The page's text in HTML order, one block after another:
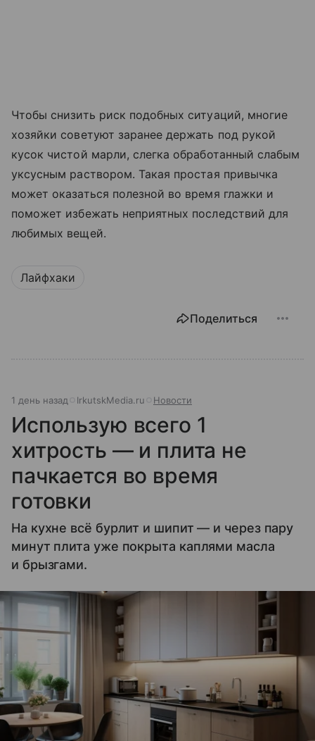
Чтобы снизить риск подобных ситуаций, многие
хозяйки советуют заранее держать под рукой
кусок чистой марли, слегка обработанный слабым
уксусным раствором. Такая простая привычка
может оказаться полезной во время глажки и
поможет избежать неприятных последствий для
любимых вещей.
Лайфхаки
Поделиться
1 день назад IrkutskMedia.ru Новости
Использую всего 1
хитрость — и плита не
пачкается во время
готовки
На кухне всё бурлит и шипит — и через пару
минут плита уже покрыта каплями масла
и брызгами.